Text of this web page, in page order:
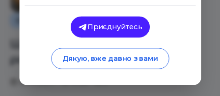
Особистий досвід Освіта в Україні
родителям
25.10.2017
Приєднуйтесь
Дякую, вже давно з вами